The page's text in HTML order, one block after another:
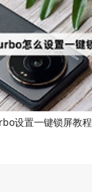
设置一键锁屏教程